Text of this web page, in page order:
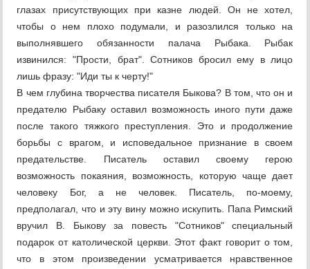
глазах присутствующих при казне людей. Он не хотел,
чтобы о нем плохо подумали, и разозлился только на
выполнявшего обязанности палача Рыбака. Рыбак
извинился: "Прости, брат". Сотников бросил ему в лицо
лишь фразу: "Иди ты к черту!"
В чем глубина творчества писателя Быкова? В том, что он и
предателю Рыбаку оставил возможность иного пути даже
после такого тяжкого преступления. Это и продолжение
борьбы с врагом, и исповедальное признание в своем
предательстве. Писатель оставил своему герою
возможность покаяния, возможность, которую чаще дает
человеку Бог, а не человек. Писатель, по-моему,
предполагал, что и эту вину можно искупить. Папа Римский
вручил В. Быкову за повесть "Сотников" специальный
подарок от католической церкви. Этот факт говорит о том,
что в этом произведении усматривается нравственное